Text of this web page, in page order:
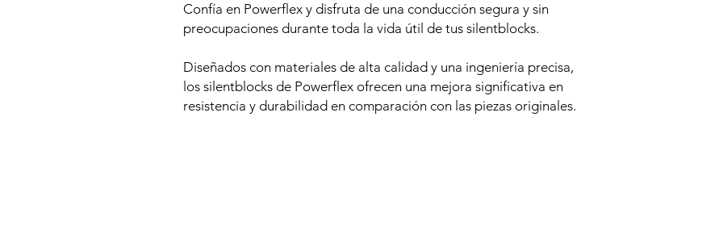
Confía en Powerflex y disfruta de una conducción segura y sin
preocupaciones durante toda la vida útil de tus silentblocks.
Diseñados con materiales de alta calidad y una ingeniería precisa,
los silentblocks de Powerflex ofrecen una mejora significativa en
resistencia y durabilidad en comparación con las piezas originales.